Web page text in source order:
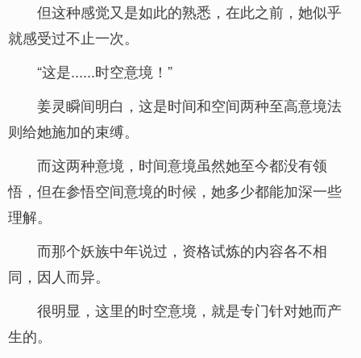
但这种感觉又是如此的熟悉，在此之前，她似乎
就感受过不止一次。
“这是......时空意境！”
姜灵瞬间明白，这是时间和空间两种至高意境法
则给她施加的束缚。
而这两种意境，时间意境虽然她至今都没有领
悟，但在参悟空间意境的时候，她多少都能加深一些
理解。
而那个妖族中年说过，资格试炼的内容各不相
同，因人而异。
很明显，这里的时空意境，就是专门针对她而产
生的。